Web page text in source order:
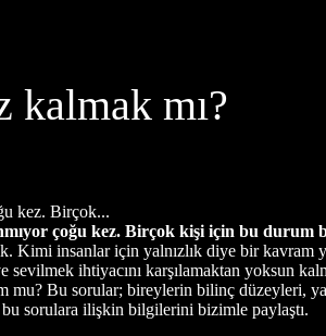
kalmak mı?
kez. Birçok...
çoğu kez. Birçok kişi için bu durum
Kimi insanlar için yalnızlık diye bir
ihtiyacını karşılamaktan yoksun
mu? Bu sorular; bireylerin bilinç düzeyleri,
sorulara ilişkin bilgilerini bizimle paylaştı.